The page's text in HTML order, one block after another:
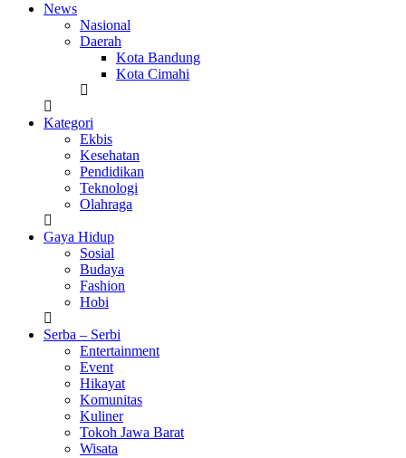
News
Nasional
Daerah
Kota Bandung
Kota Cimahi
Kategori
Ekbis
Kesehatan
Pendidikan
Teknologi
Olahraga
Gaya Hidup
Sosial
Budaya
Fashion
Hobi
Serba – Serbi
Entertainment
Event
Hikayat
Komunitas
Kuliner
Tokoh Jawa Barat
Wisata